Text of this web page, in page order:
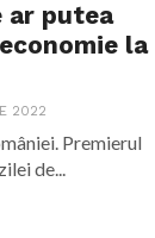
ar putea
la
2022
Premierul
de...